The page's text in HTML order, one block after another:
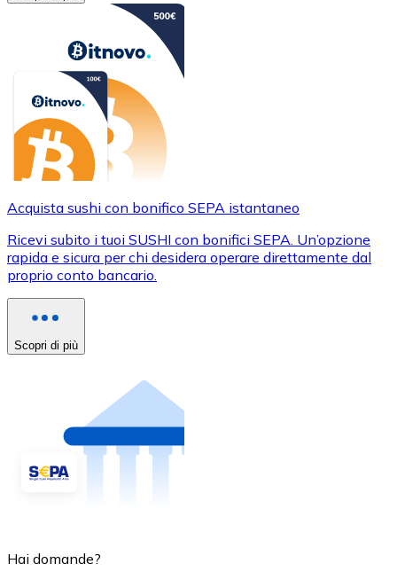
Acquista sushi con bonifico SEPA istantaneo
Ricevi subito i tuoi SUSHI con bonifici SEPA. Un’opzione
rapida e sicura per chi desidera operare direttamente dal
proprio conto bancario.
Scopri di più
Hai domande?